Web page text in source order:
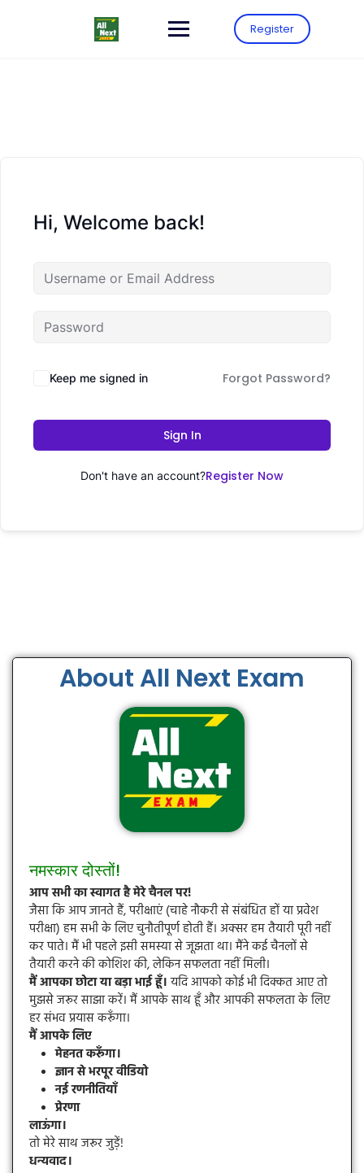
Register
Hi, Welcome back!
Keep me signed in Forgot Password?
Sign In
Don't have an account?Register Now
About All Next Exam
नमस्कार दोस्तों!
आप सभी का स्वागत है मेरे चैनल पर!
जैसा कि आप जानते हैं, परीक्षाएं (चाहे नौकरी से संबंधित हों या प्रवेश
परीक्षा) हम सभी के लिए चुनौतीपूर्ण होती हैं। अक्सर हम तैयारी पूरी नहीं
कर पाते। मैं भी पहले इसी समस्या से जूझता था। मैंने कई चैनलों से
तैयारी करने की कोशिश की, लेकिन सफलता नहीं मिली।
मैं आपका छोटा या बड़ा भाई हूँ।यदि आपको कोई भी दिक्कत आए तो
मुझसे जरूर साझा करें। मैं आपके साथ हूँ और आपकी सफलता के लिए
हर संभव प्रयास करूँगा।
मैं आपके लिए
मेहनत करूँगा।
ज्ञान से भरपूर वीडियो
नई रणनीतियाँ
प्रेरणा
लाऊंगा।
तो मेरे साथ जरूर जुड़ें!
धन्यवाद।